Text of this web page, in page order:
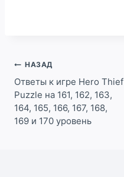
Навигация
по
записям
НАЗАД
Ответы к игре Hero Thief
Puzzle на 161, 162, 163,
164, 165, 166, 167, 168,
169 и 170 уровень